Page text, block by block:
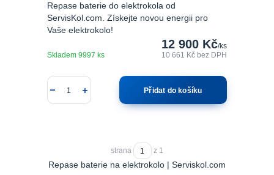
Repase baterie do elektrokola od
ServisKol.com. Získejte novou energii pro
Vaše elektrokolo!
12 900 Kč/ks
10 661 Kčbez DPH
Skladem 9997 ks
Přidat do košíku
strana z 1
Repase baterie na elektrokolo | Serviskol.com